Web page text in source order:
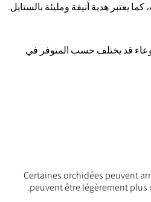
يعتبر هدية أنيقة ومليئة بالستايل.
قد يختلف حسب المتوفر في
Certaines orchidées peuvent
peuvent être légèrement